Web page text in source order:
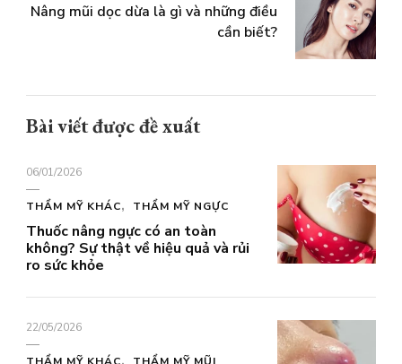
Nâng mũi dọc dừa là gì và những điều
cần biết?
Bài viết được đề xuất
06/01/2026
THẨM MỸ KHÁC THẨM MỸ NGỰC
Thuốc nâng ngực có an toàn
không? Sự thật về hiệu quả và rủi
ro sức khỏe
22/05/2026